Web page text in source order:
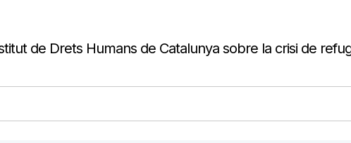
de Drets Humans de Catalunya sobre la crisi de